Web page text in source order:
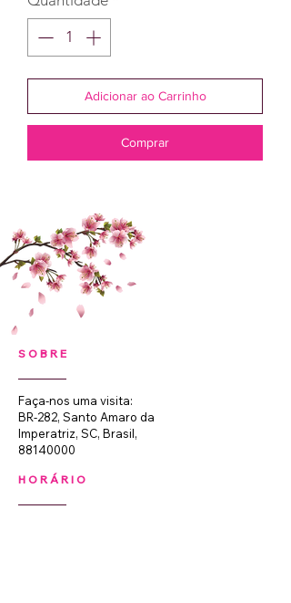
Adicionar ao Carrinho
Comprar
SOBRE
Faça-nos uma visita:
BR-282, Santo Amaro da
Imperatriz, SC, Brasil,
88140000
HORÁRIO